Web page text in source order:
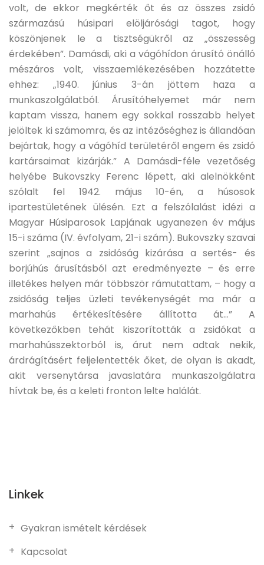
volt, de ekkor megkérték őt és az összes zsidó
származású húsipari elöljárósági tagot, hogy
köszönjenek le a tisztségükről az „összesség
érdekében”. Damásdi, aki a vágóhídon árusító önálló
mészáros volt, visszaemlékezésében hozzátette
ehhez: „1940. június 3-án jöttem haza a
munkaszolgálatból. Árusítóhelyemet már nem
kaptam vissza, hanem egy sokkal rosszabb helyet
jelöltek ki számomra, és az intézőséghez is állandóan
bejártak, hogy a vágóhíd területéről engem és zsidó
kartársaimat kizárják.” A Damásdi-féle vezetőség
helyébe Bukovszky Ferenc lépett, aki alelnökként
szólalt fel 1942. május 10-én, a húsosok
ipartestületének ülésén. Ezt a felszólalást idézi a
Magyar Húsiparosok Lapjának ugyanezen év május
15-i száma (IV. évfolyam, 21-i szám). Bukovszky szavai
szerint „sajnos a zsidóság kizárása a sertés- és
borjúhús árusításból azt eredményezte – és erre
illetékes helyen már többször rámutattam, – hogy a
zsidóság teljes üzleti tevékenységét ma már a
marhahús értékesítésére állította át…” A
következőkben tehát kiszorították a zsidókat a
marhahússzektorból is, árut nem adtak nekik,
árdrágításért feljelentették őket, de olyan is akadt,
akit versenytársa javaslatára munkaszolgálatra
hívtak be, és a keleti fronton lelte halálát.
Linkek
Gyakran ismételt kérdések
Kapcsolat